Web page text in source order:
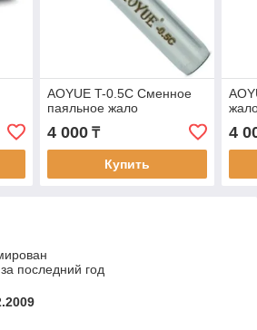
AOYUE T-0.5C Сменное
паяльное жало
4 000₸
Купить
4
последний год